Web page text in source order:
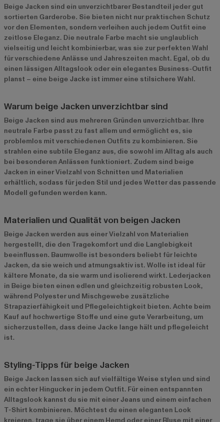
Beige Jacken sind ein unverzichtbarer Bestandteil jeder gut
sortierten Garderobe. Sie bieten nicht nur praktischen Schutz
vor den Elementen, sondern verleihen auch jedem Outfit eine
zeitlose Eleganz. Die neutrale Farbe macht sie unglaublich
vielseitig und leicht kombinierbar, was sie zur perfekten Wahl
für verschiedene Anlässe und Jahreszeiten macht. Egal, ob du
einen lässigen Alltagslook oder ein elegantes Business-Outfit
planst – eine beige Jacke ist immer eine stilsichere Wahl.
Warum beige Jacken unverzichtbar sind
Beige Jacken sind aus mehreren Gründen unverzichtbar. Ihre
neutrale Farbe passt zu fast allem und ermöglicht es, sie
problemlos mit verschiedenen Outfits zu kombinieren. Sie
strahlen eine subtile Eleganz aus, die sowohl im Alltag als auch
bei besonderen Anlässen funktioniert. Zudem sind beige
Jacken in einer Vielzahl von Schnitten und Materialien
erhältlich, sodass für jeden Stil und jedes Wetter das passende
Modell gefunden werden kann.
Materialien und Qualität von beigen Jacken
Beige Jacken werden aus einer Vielzahl von Materialien
hergestellt, die den Tragekomfort und die Langlebigkeit
beeinflussen. Baumwolle ist besonders beliebt für leichte
Jacken, da sie weich und atmungsaktiv ist. Wolle ist ideal für
kältere Monate, da sie warm und isolierend wirkt. Lederjacken
in Beige bieten einen edlen und gleichzeitig robusten Look,
während Polyester und Mischgewebe zusätzliche
Strapazierfähigkeit und Pflegeleichtigkeit bieten. Achte beim
Kauf auf hochwertige Stoffe und eine gute Verarbeitung, um
sicherzustellen, dass deine Jacke lange hält und pflegeleicht
ist.
Styling-Tipps für beige Jacken
Beige Jacken lassen sich auf vielfältige Weise stylen und sind
ein echter Hingucker in jedem Outfit. Für einen entspannten
Alltagslook kannst du sie mit einer Jeans und einem einfachen
T-Shirt kombinieren. Möchtest du einen eleganten Look